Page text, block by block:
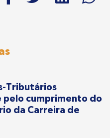
Tributários
pelo cumprimento do
da Carreira de